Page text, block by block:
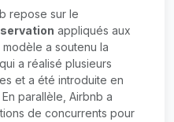
repose sur le
appliqués aux
a soutenu la
a réalisé plusieurs
et a été introduite en
parallèle, Airbnb a
de concurrents pour